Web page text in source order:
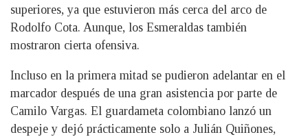
superiores, ya que estuvieron más cerca del arco de
Rodolfo Cota. Aunque, los Esmeraldas también
mostraron cierta ofensiva.
Incluso en la primera mitad se pudieron adelantar en el
marcador después de una gran asistencia por parte de
Camilo Vargas. El guardameta colombiano lanzó un
despeje y dejó prácticamente solo a Julián Quiñones,